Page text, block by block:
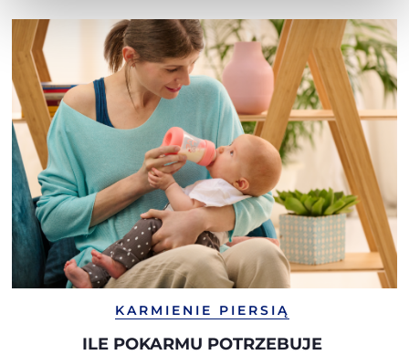
KARMIENIE PIERSIĄ
ILE POKARMU POTRZEBUJE